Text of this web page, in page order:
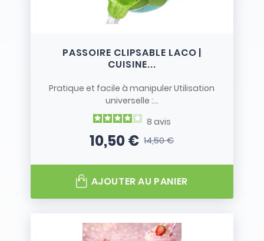
PASSOIRE CLIPSABLE LACO |
CUISINE...
Pratique et facile à manipuler Utilisation
universelle :...
8 avis
Prix
10,50 €Prix de base
14,50 €
AJOUTER AU PANIER